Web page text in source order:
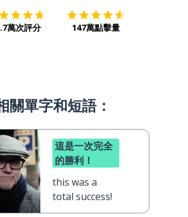
萬次評分 147萬點擊量
關單字和短語：
這是一次完全
的勝利！
this was a
total success!